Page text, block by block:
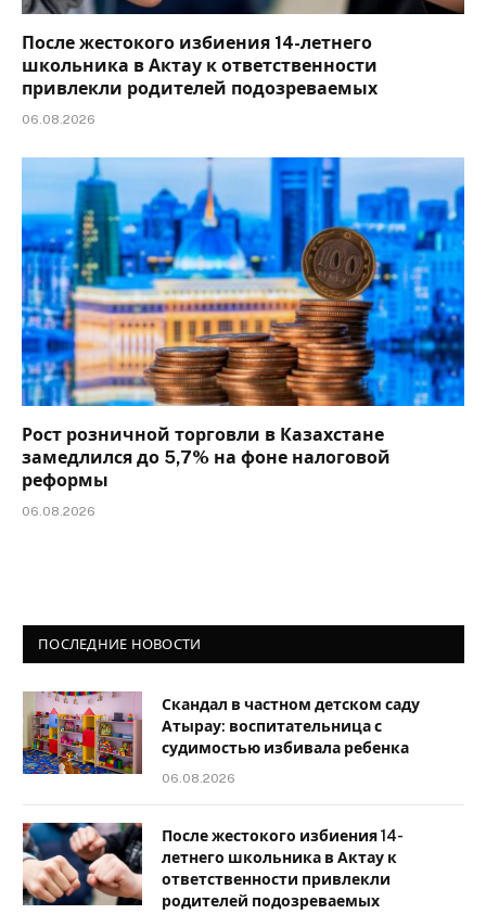
После жестокого избиения 14-летнего
школьника в Актау к ответственности
привлекли родителей подозреваемых
06.08.2026
Рост розничной торговли в Казахстане
замедлился до 5,7% на фоне налоговой
реформы
06.08.2026
ПОСЛЕДНИЕ НОВОСТИ
Скандал в частном детском саду
Атырау: воспитательница с
судимостью избивала ребенка
06.08.2026
После жестокого избиения 14-
летнего школьника в Актау к
ответственности привлекли
родителей подозреваемых